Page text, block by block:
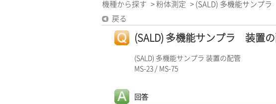
機種から探す > 粉体測定 > (SALD) 多機能サンプ
戻る
(SALD) 多機能サンプラ 装置
(SALD) 多機能サンプラ 装置の配管
MS-23 / MS-75
回答